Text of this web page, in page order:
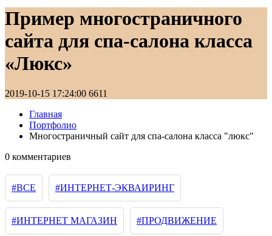
Пример многостраничного
сайта для спа-салона класса
«Люкс»
2019-10-15 17:24:00 6611
Главная
Портфолио
Многостраничный сайт для спа-салона класса "люкс"
0 комментариев
#ВСЕ #ИНТЕРНЕТ-ЭКВАИРИНГ
#ИНТЕРНЕТ МАГАЗИН #ПРОДВИЖЕНИЕ